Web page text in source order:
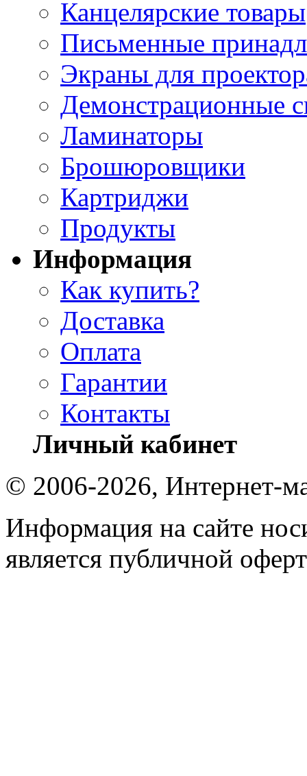
Канцелярские товары
Письменные
Экраны для
Демонстрационные
Ламинаторы
Брошюровщики
Картриджи
Продукты
Информация
Как купить?
Доставка
Оплата
Гарантии
Контакты
Личный кабинет
© 2006-2026, Интернет-
Информация на сайте
является публичной